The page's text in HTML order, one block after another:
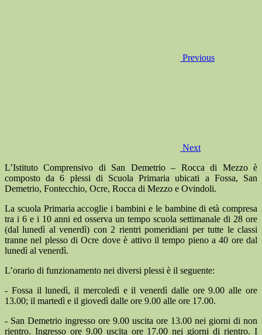
Previous
Next
L’Istituto Comprensivo di San Demetrio – Rocca di Mezzo è
composto da 6 plessi di Scuola Primaria ubicati a Fossa, San
Demetrio, Fontecchio, Ocre, Rocca di Mezzo e Ovindoli.
La scuola Primaria accoglie i bambini e le bambine di età compresa
tra i 6 e i 10 anni ed osserva un tempo scuola settimanale di 28 ore
(dal lunedì al venerdì) con 2 rientri pomeridiani per tutte le classi
tranne nel plesso di Ocre dove è attivo il tempo pieno a 40 ore dal
lunedì al venerdì.
L’orario di funzionamento nei diversi plessi è il seguente:
- Fossa il lunedì, il mercoledì e il venerdì dalle ore 9.00 alle ore
13.00; il martedì e il giovedì dalle ore 9.00 alle ore 17.00.
- San Demetrio ingresso ore 9.00 uscita ore 13.00 nei giorni di non
rientro. Ingresso ore 9.00 uscita ore 17.00 nei giorni di rientro. I